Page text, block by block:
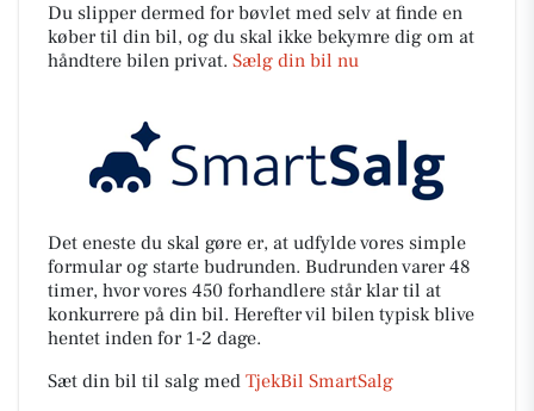
Du slipper dermed for bøvlet med selv at finde en
køber til din bil, og du skal ikke bekymre dig om at
håndtere bilen privat. Sælg din bil nu
Det eneste du skal gøre er, at udfylde vores simple
formular og starte budrunden. Budrunden varer 48
timer, hvor vores 450 forhandlere står klar til at
konkurrere på din bil. Herefter vil bilen typisk blive
hentet inden for 1-2 dage.
Sæt din bil til salg med TjekBil SmartSalg